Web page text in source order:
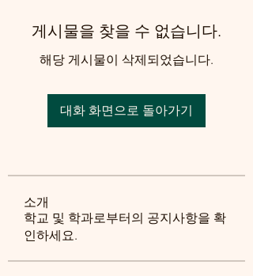
게시물을 찾을 수 없습니다.
해당 게시물이 삭제되었습니다.
대화 화면으로 돌아가기
소개
학교 및 학과로부터의 공지사항을 확
인하세요.